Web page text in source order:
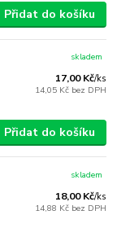
Přidat do košíku
17,00 Kč/ks
14,05 Kč bez DPH
skladem
Přidat do košíku
18,00 Kč/ks
14,88 Kč bez DPH
skladem